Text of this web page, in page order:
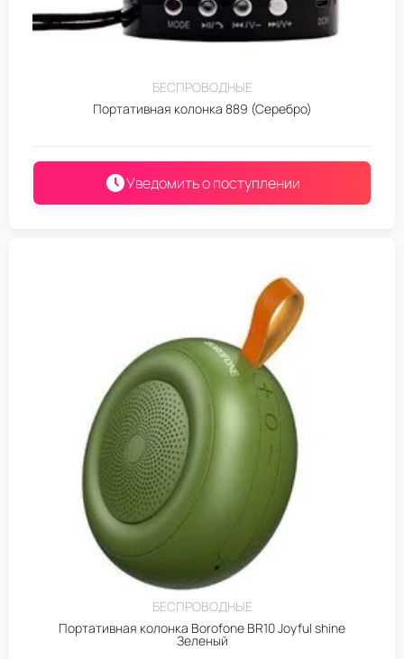
БЕСПРОВОДНЫЕ
Портативная колонка 889 (Серебро)
Уведомить о поступлении
БЕСПРОВОДНЫЕ
Портативная колонка Borofone BR10 Joyful shine
Зеленый